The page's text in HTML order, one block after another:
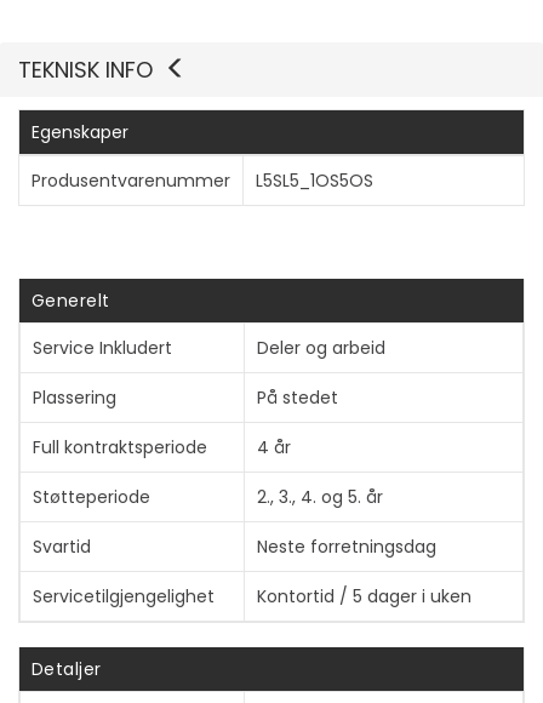
Vis mer
TEKNISK INFO
Egenskaper
Produsentvarenummer
L5SL5_1OS5OS
Generelt
Service Inkludert
Deler og arbeid
Plassering På stedet
Full kontraktsperiode 4 år
Støtteperiode 2., 3., 4. og 5. år
Svartid Neste forretningsdag
Servicetilgjengelighet Kontortid / 5 dager i uken
Detaljer